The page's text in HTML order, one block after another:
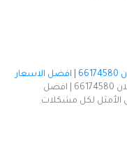
سباك الرميثية / فني صحي الرميثية | اتصل الان 66174580 | افضل
الأمثل لكل مشكلات